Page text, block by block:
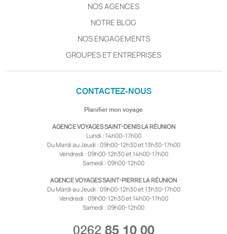
NOS AGENCES
NOTRE BLOG
NOS ENGAGEMENTS
GROUPES ET ENTREPRISES
CONTACTEZ-NOUS
Planifier mon voyage
AGENCE VOYAGES SAINT-DENIS LA RÉUNION
Lundi : 14h00–17h00
Du Mardi au Jeudi : 09h00-12h30 et 13h30-17h00
Vendredi : 09h00-12h30 et 14h00-17h00
Samedi : 09h00-12h00
AGENCE VOYAGES SAINT-PIERRE LA RÉUNION
Du Mardi au Jeudi : 09h00-12h30 et 13h30-17h00
Vendredi : 09h00-12h30 et 14h00-17h00
Samedi : 09h00-12h00
0262 85 10 00